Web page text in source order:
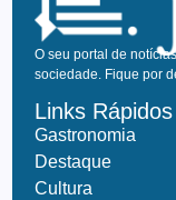
O seu portal de
sociedade. Fique por
Links Rápidos
Gastronomia
Destaque
Cultura